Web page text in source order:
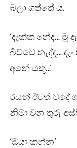
බලා ගත්තේ ය.
‘දැක්ක නේද… මූ
බිව්වෙ නැද්ද…
අනේ යකූ…’
රයන් ඊටත් වදේ
නිමා වන තුරු
‘ඔයා කන්න’